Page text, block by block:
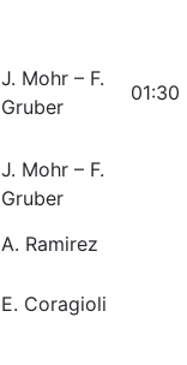
J. Mohr – F.
Gruber
01:30
J. Mohr – F.
Gruber
A. Ramirez
E. Coragioli